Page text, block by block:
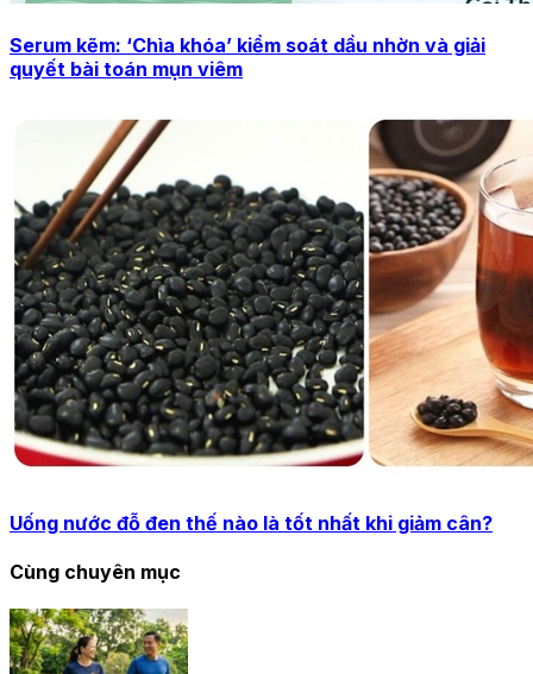
Serum kẽm: ‘Chìa khóa’ kiểm soát dầu nhờn và giải
quyết bài toán mụn viêm
Uống nước đỗ đen thế nào là tốt nhất khi giảm cân?
Cùng chuyên mục